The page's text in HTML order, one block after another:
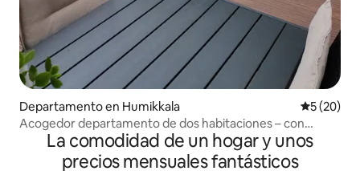
Departamento en Humikkala
5 (20)
Acogedor departamento de dos habitaciones – con
terraza propia junto a la naturaleza
La comodidad de un hogar y unos
precios mensuales fantásticos